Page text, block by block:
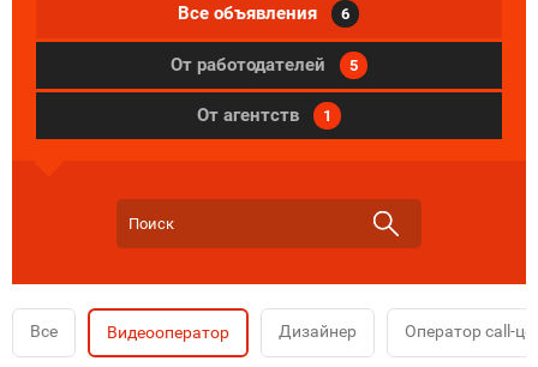
Все объявления 6
От работодателей 5
От агентств 1
Все Видеооператор Дизайнер Оператор call-